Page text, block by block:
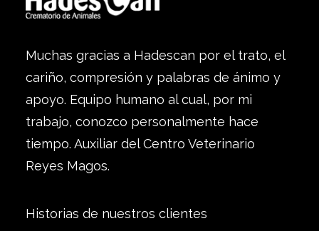
Muchas gracias a Hadescan por el trato, el
cariño, compresión y palabras de ánimo y
apoyo. Equipo humano al cual, por mi
trabajo, conozco personalmente hace
tiempo. Auxiliar del Centro Veterinario
Reyes Magos.
Historias de nuestros clientes